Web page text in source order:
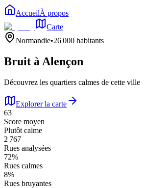
AccueilÀ propos
Carte
Normandie•26 000 habitants
Bruit à Alençon
Découvrez les quartiers calmes de cette ville
Explorer la carte
63
Score moyen
Plutôt calme
2 767
Rues analysées
72%
Rues calmes
8%
Rues bruyantes